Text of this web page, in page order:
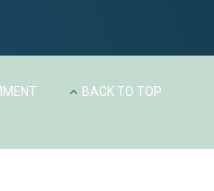
BACK TO TOP